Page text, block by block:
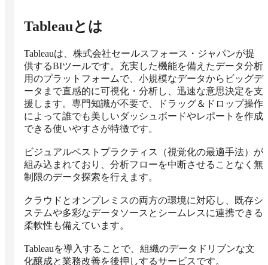
Tableauとは
Tableauは、株式会社セールスフォース・ジャパンが提
供するBIツールです。充実した機能を備えたデータ分析
用のプラットフォームで、小規模なデータからビッグデ
ータまで直感的に可視化・分析し、迅速な意思決定を支
援します。専門知識が不要で、ドラッグ＆ドロップ操作
によって誰でも美しいダッシュボードやレポートを作成
できる使いやすさが特徴です。
ビジュアルベストプラクティス（視覚化の最適手法）が
組み込まれており、分析フローを中断させることなく無
制限のデータ探索を行えます。
クラウドとオンプレミスの両方の環境に対応し、既存シ
ステムや多彩なデータソースとシームレスに連携できる
柔軟性も備えています。
Tableauを導入することで、組織のデータドリブンな文
化醸成と業務改善を後押しするサービスです。